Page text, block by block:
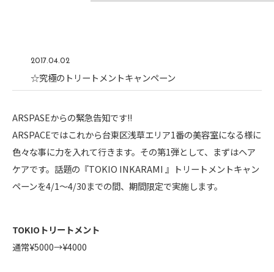
2017.04.02
☆究極のトリートメントキャンペーン
ARSPASEからの緊急告知です!!
ARSPACEではこれから台東区浅草エリア1番の美容室になる様に
色々な事に力を入れて行きます。その第1弾として、まずはヘア
ケアです。話題の『TOKIO INKARAMI 』トリートメントキャン
ペーンを4/1〜4/30までの間、期間限定で実施します。
TOKIOトリートメント
通常¥5000→¥4000